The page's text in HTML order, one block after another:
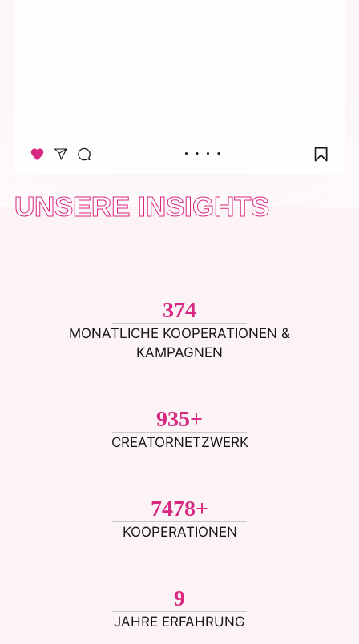
UNSERE INSIGHTS
400
MONATLICHE KOOPERATIONEN &
KAMPAGNEN
1000+
CREATORNETZWERK
8000+
KOOPERATIONEN
10
JAHRE ERFAHRUNG